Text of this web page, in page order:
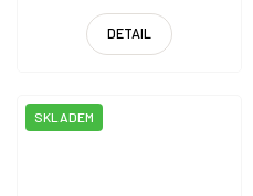
DETAIL
SKLADEM